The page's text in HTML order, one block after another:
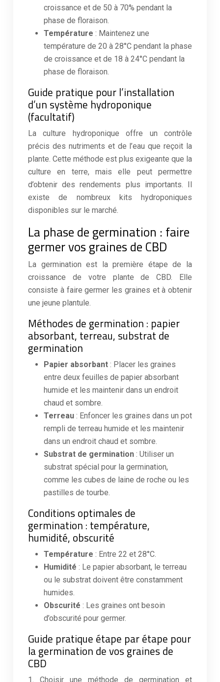
croissance et de 50 à 70% pendant la
phase de floraison.
Température : Maintenez une
température de 20 à 28°C pendant la phase
de croissance et de 18 à 24°C pendant la
phase de floraison.
Guide pratique pour l’installation
d’un système hydroponique
(facultatif)
La culture hydroponique offre un contrôle
précis des nutriments et de l’eau que reçoit la
plante. Cette méthode est plus exigeante que la
culture en terre, mais elle peut permettre
d’obtenir des rendements plus importants. Il
existe de nombreux kits hydroponiques
disponibles sur le marché.
La phase de germination : faire
germer vos graines de CBD
La germination est la première étape de la
croissance de votre plante de CBD. Elle
consiste à faire germer les graines et à obtenir
une jeune plantule.
Méthodes de germination : papier
absorbant, terreau, substrat de
germination
Papier absorbant : Placer les graines
entre deux feuilles de papier absorbant
humide et les maintenir dans un endroit
chaud et sombre.
Terreau : Enfoncer les graines dans un pot
rempli de terreau humide et les maintenir
dans un endroit chaud et sombre.
Substrat de germination : Utiliser un
substrat spécial pour la germination,
comme les cubes de laine de roche ou les
pastilles de tourbe.
Conditions optimales de
germination : température,
humidité, obscurité
Température : Entre 22 et 28°C.
Humidité : Le papier absorbant, le terreau
ou le substrat doivent être constamment
humides.
Obscurité : Les graines ont besoin
d’obscurité pour germer.
Guide pratique étape par étape pour
la germination de vos graines de
CBD
1. Choisir une méthode de germination et